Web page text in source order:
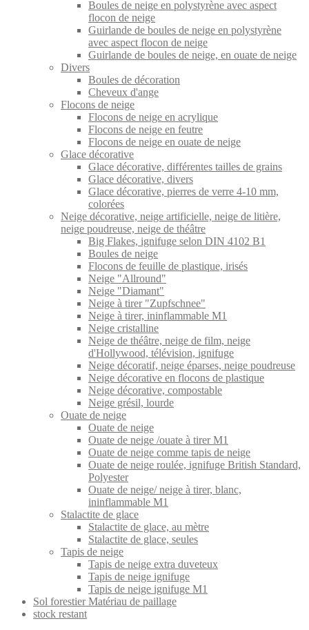
Boules de neige en polystyrène avec aspect
flocon de neige
Guirlande de boules de neige en polystyrène
avec aspect flocon de neige
Guirlande de boules de neige, en ouate de neige
Divers
Boules de décoration
Cheveux d'ange
Flocons de neige
Flocons de neige en acrylique
Flocons de neige en feutre
Flocons de neige en ouate de neige
Glace décorative
Glace décorative, différentes tailles de grains
Glace décorative, divers
Glace décorative, pierres de verre 4-10 mm,
colorées
Neige décorative, neige artificielle, neige de litière,
neige poudreuse, neige de théâtre
Big Flakes, ignifuge selon DIN 4102 B1
Boules de neige
Flocons de feuille de plastique, irisés
Neige "Allround"
Neige "Diamant"
Neige à tirer "Zupfschnee"
Neige à tirer, ininflammable M1
Neige cristalline
Neige de théâtre, neige de film, neige
d'Hollywood, télévision, ignifuge
Neige décoratif, neige éparses, neige poudreuse
Neige décorative en flocons de plastique
Neige décorative, compostable
Neige grésil, lourde
Ouate de neige
Ouate de neige
Ouate de neige /ouate à tirer M1
Ouate de neige comme tapis de neige
Ouate de neige roulée, ignifuge British Standard,
Polyester
Ouate de neige/ neige à tirer, blanc,
ininflammable M1
Stalactite de glace
Stalactite de glace, au mètre
Stalactite de glace, seules
Tapis de neige
Tapis de neige extra duveteux
Tapis de neige ignifuge
Tapis de neige ignifuge M1
Sol forestier Matériau de paillage
stock restant